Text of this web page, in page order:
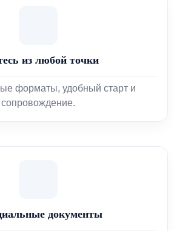
из любой точки
форматы, удобный старт и
сопровождение.
документы